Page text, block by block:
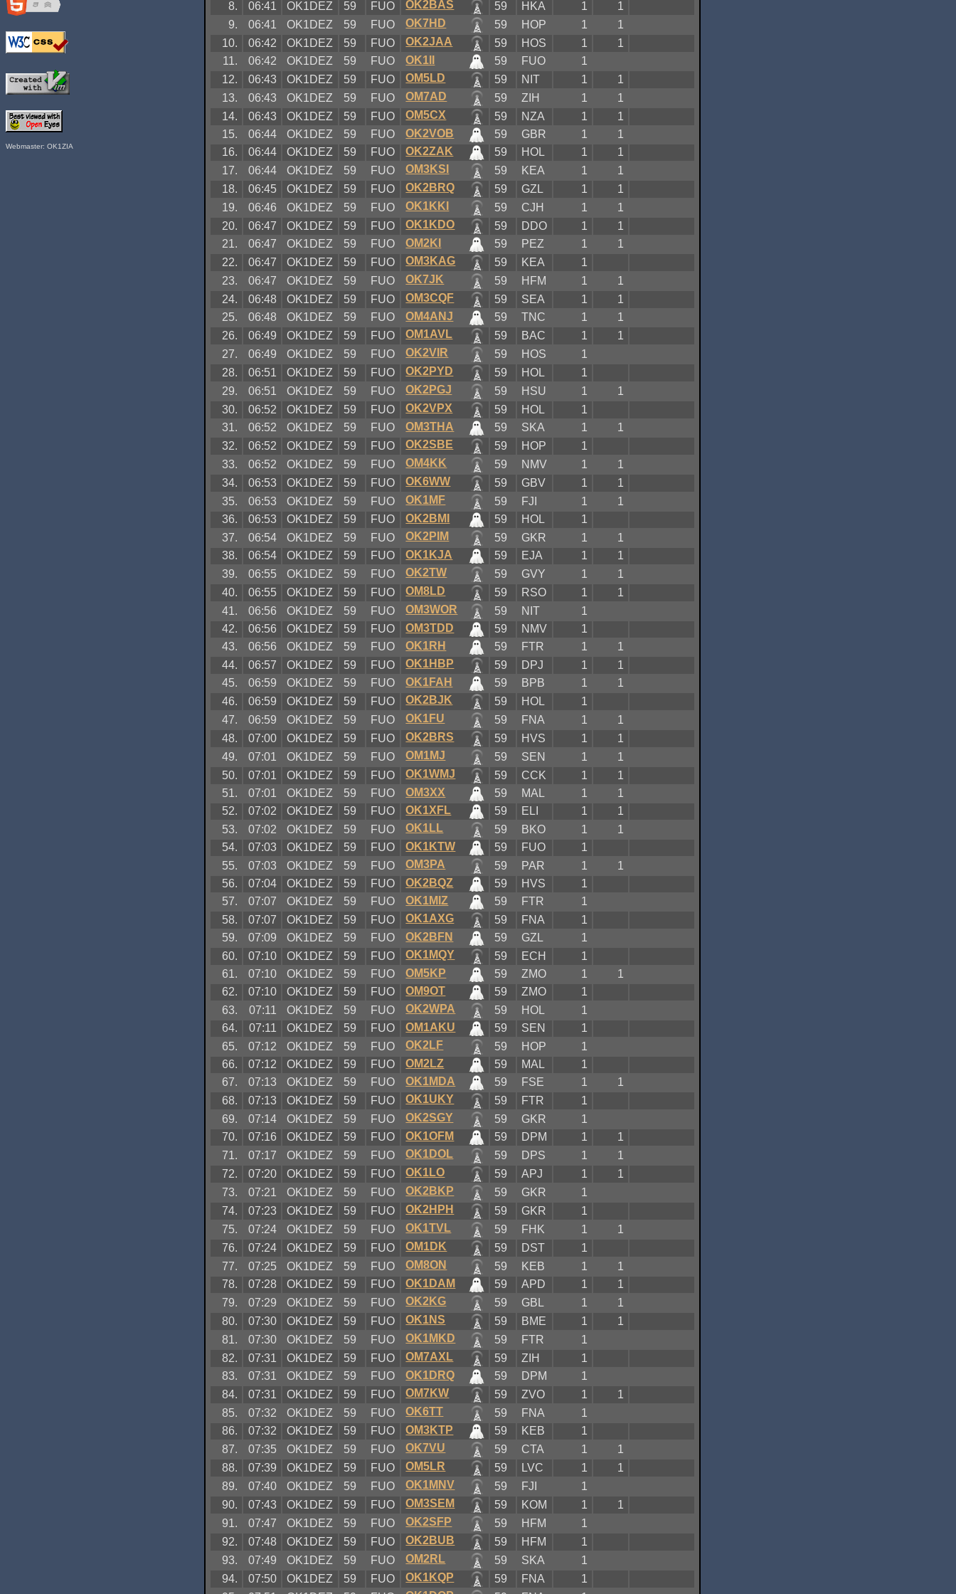
Webmaster: OK1ZIA
8.
06:41 OK1DEZ 59 FUO OK2BAS 59 HKA 1
1
9.
06:41 OK1DEZ 59 FUO OK7HD 59 HOP 1
1
10.
06:42 OK1DEZ 59 FUO OK2JAA 59 HOS 1
1
11.
06:42 OK1DEZ 59 FUO OK1II 59 FUO
1
12.
06:43 OK1DEZ 59 FUO OM5LD 59 NIT 1
1
13.
06:43 OK1DEZ 59 FUO OM7AD 59 ZIH 1
1
14.
06:43 OK1DEZ 59 FUO OM5CX 59 NZA 1
1
15.
06:44 OK1DEZ 59 FUO OK2VOB 59 GBR 1
1
16.
06:44 OK1DEZ 59 FUO OK2ZAK 59 HOL 1
1
17.
06:44 OK1DEZ 59 FUO OM3KSI 59 KEA 1
1
18.
06:45 OK1DEZ 59 FUO OK2BRQ 59 GZL 1
1
19.
06:46 OK1DEZ 59 FUO OK1KKI 59 CJH 1
1
20.
06:47 OK1DEZ 59 FUO OK1KDO 59 DDO 1
1
21.
06:47 OK1DEZ 59 FUO OM2KI 59 PEZ 1
1
22.
06:47 OK1DEZ 59 FUO OM3KAG 59 KEA
1
23.
06:47 OK1DEZ 59 FUO OK7JK 59 HFM 1
1
24.
06:48 OK1DEZ 59 FUO OM3CQF 59 SEA 1
1
25.
06:48 OK1DEZ 59 FUO OM4ANJ 59 TNC 1
1
26.
06:49 OK1DEZ 59 FUO OM1AVL 59 BAC 1
1
27.
06:49 OK1DEZ 59 FUO OK2VIR 59 HOS
1
28.
06:51 OK1DEZ 59 FUO OK2PYD 59 HOL
1
29.
06:51 OK1DEZ 59 FUO OK2PGJ 59 HSU 1
1
30.
06:52 OK1DEZ 59 FUO OK2VPX 59 HOL
1
31.
06:52 OK1DEZ 59 FUO OM3THA 59 SKA 1
1
32.
06:52 OK1DEZ 59 FUO OK2SBE 59 HOP
1
33.
06:52 OK1DEZ 59 FUO OM4KK 59 NMV 1
1
34.
06:53 OK1DEZ 59 FUO OK6WW 59 GBV 1
1
35.
06:53 OK1DEZ 59 FUO OK1MF 59 FJI 1
1
36.
06:53 OK1DEZ 59 FUO OK2BMI 59 HOL
1
37.
06:54 OK1DEZ 59 FUO OK2PIM 59 GKR 1
1
38.
06:54 OK1DEZ 59 FUO OK1KJA 59 EJA 1
1
39.
06:55 OK1DEZ 59 FUO OK2TW 59 GVY 1
1
40.
06:55 OK1DEZ 59 FUO OM8LD 59 RSO 1
1
41.
06:56 OK1DEZ 59 FUO OM3WOR 59 NIT
1
42.
06:56 OK1DEZ 59 FUO OM3TDD 59 NMV
1
43.
06:56 OK1DEZ 59 FUO OK1RH 59 FTR 1
1
44.
06:57 OK1DEZ 59 FUO OK1HBP 59 DPJ 1
1
45.
06:59 OK1DEZ 59 FUO OK1FAH 59 BPB 1
1
46.
06:59 OK1DEZ 59 FUO OK2BJK 59 HOL
1
47.
06:59 OK1DEZ 59 FUO OK1FU 59 FNA 1
1
48.
07:00 OK1DEZ 59 FUO OK2BRS 59 HVS 1
1
49.
07:01 OK1DEZ 59 FUO OM1MJ 59 SEN 1
1
50.
07:01 OK1DEZ 59 FUO OK1WMJ 59 CCK 1
1
51.
07:01 OK1DEZ 59 FUO OM3XX 59 MAL 1
1
52.
07:02 OK1DEZ 59 FUO OK1XFL 59 ELI 1
1
53.
07:02 OK1DEZ 59 FUO OK1LL 59 BKO 1
1
54.
07:03 OK1DEZ 59 FUO OK1KTW 59 FUO
1
55.
07:03 OK1DEZ 59 FUO OM3PA 59 PAR 1
1
56.
07:04 OK1DEZ 59 FUO OK2BQZ 59 HVS
1
57.
07:07 OK1DEZ 59 FUO OK1MIZ 59 FTR
1
58.
07:07 OK1DEZ 59 FUO OK1AXG 59 FNA
1
59.
07:09 OK1DEZ 59 FUO OK2BFN 59 GZL
1
60.
07:10 OK1DEZ 59 FUO OK1MQY 59 ECH
1
61.
07:10 OK1DEZ 59 FUO OM5KP 59 ZMO 1
1
62.
07:10 OK1DEZ 59 FUO OM9OT 59 ZMO
1
63.
07:11 OK1DEZ 59 FUO OK2WPA 59 HOL
1
64.
07:11 OK1DEZ 59 FUO OM1AKU 59 SEN
1
65.
07:12 OK1DEZ 59 FUO OK2LF 59 HOP
1
66.
07:12 OK1DEZ 59 FUO OM2LZ 59 MAL
1
67.
07:13 OK1DEZ 59 FUO OK1MDA 59 FSE 1
1
68.
07:13 OK1DEZ 59 FUO OK1UKY 59 FTR
1
69.
07:14 OK1DEZ 59 FUO OK2SGY 59 GKR
1
70.
07:16 OK1DEZ 59 FUO OK1OFM 59 DPM 1
1
71.
07:17 OK1DEZ 59 FUO OK1DOL 59 DPS 1
1
72.
07:20 OK1DEZ 59 FUO OK1LO 59 APJ 1
1
73.
07:21 OK1DEZ 59 FUO OK2BKP 59 GKR
1
74.
07:23 OK1DEZ 59 FUO OK2HPH 59 GKR
1
75.
07:24 OK1DEZ 59 FUO OK1TVL 59 FHK 1
1
76.
07:24 OK1DEZ 59 FUO OM1DK 59 DST
1
77.
07:25 OK1DEZ 59 FUO OM8ON 59 KEB 1
1
78.
07:28 OK1DEZ 59 FUO OK1DAM 59 APD 1
1
79.
07:29 OK1DEZ 59 FUO OK2KG 59 GBL 1
1
80.
07:30 OK1DEZ 59 FUO OK1NS 59 BME 1
1
81.
07:30 OK1DEZ 59 FUO OK1MKD 59 FTR
1
82.
07:31 OK1DEZ 59 FUO OM7AXL 59 ZIH
1
83.
07:31 OK1DEZ 59 FUO OK1DRQ 59 DPM
1
84.
07:31 OK1DEZ 59 FUO OM7KW 59 ZVO 1
1
85.
07:32 OK1DEZ 59 FUO OK6TT 59 FNA
1
86.
07:32 OK1DEZ 59 FUO OM3KTP 59 KEB
1
87.
07:35 OK1DEZ 59 FUO OK7VU 59 CTA 1
1
88.
07:39 OK1DEZ 59 FUO OM5LR 59 LVC 1
1
89.
07:40 OK1DEZ 59 FUO OK1MNV 59 FJI
1
90.
07:43 OK1DEZ 59 FUO OM3SEM 59 KOM 1
1
91.
07:47 OK1DEZ 59 FUO OK2SFP 59 HFM
1
92.
07:48 OK1DEZ 59 FUO OK2BUB 59 HFM
1
93.
07:49 OK1DEZ 59 FUO OM2RL 59 SKA
1
94.
07:50 OK1DEZ 59 FUO OK1KQP 59 FNA
1